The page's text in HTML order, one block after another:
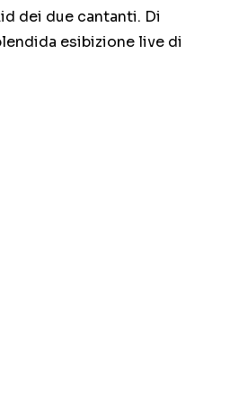
dei due cantanti. Di
esibizione live di